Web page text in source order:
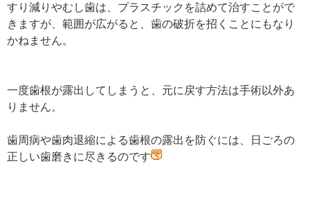
すり減りやむし歯は、プラスチックを詰めて治すことがで
きますが、範囲が広がると、歯の破折を招くことにもなり
かねません。
一度歯根が露出してしまうと、元に戻す方法は手術以外あ
りません。
歯周病や歯肉退縮による歯根の露出を防ぐには、日ごろの
正しい歯磨きに尽きるのです